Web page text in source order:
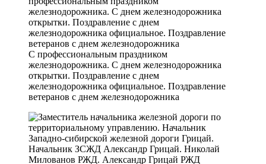
С профессиональным праздником
железнодорожника. С днем железнодорожника
открытки. Поздравление с днем
железнодорожника официальное. Поздравление
ветеранов с днем железнодорожника